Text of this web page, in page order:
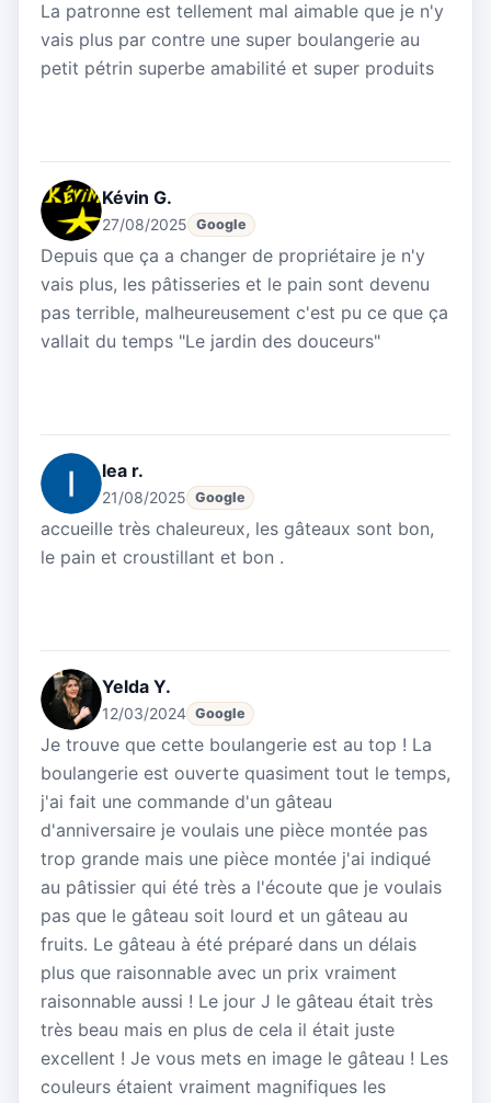
La patronne est tellement mal aimable que je n'y
vais plus par contre une super boulangerie au
petit pétrin superbe amabilité et super produits
Kévin G.
27/08/2025 Google
Depuis que ça a changer de propriétaire je n'y
vais plus, les pâtisseries et le pain sont devenu
pas terrible, malheureusement c'est pu ce que ça
vallait du temps "Le jardin des douceurs"
lea r.
21/08/2025 Google
accueille très chaleureux, les gâteaux sont bon,
le pain et croustillant et bon .
Yelda Y.
12/03/2024 Google
Je trouve que cette boulangerie est au top ! La
boulangerie est ouverte quasiment tout le temps,
j'ai fait une commande d'un gâteau
d'anniversaire je voulais une pièce montée pas
trop grande mais une pièce montée j'ai indiqué
au pâtissier qui été très a l'écoute que je voulais
pas que le gâteau soit lourd et un gâteau au
fruits. Le gâteau à été préparé dans un délais
plus que raisonnable avec un prix vraiment
raisonnable aussi ! Le jour J le gâteau était très
très beau mais en plus de cela il était juste
excellent ! Je vous mets en image le gâteau ! Les
couleurs étaient vraiment magnifiques les